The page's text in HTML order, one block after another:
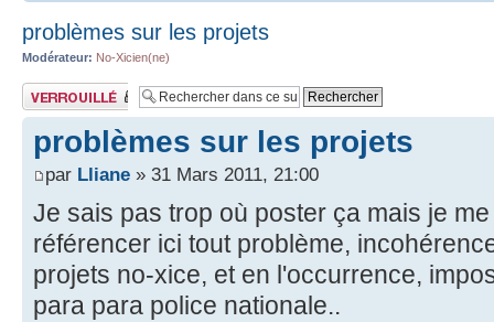
problèmes sur les projets
Modérateur: No-Xicien(ne)
Sujet verrouillé
problèmes sur les projets
par Lliane » 31 Mars 2011, 21:00
Je sais pas trop où poster ça mais je
référencer ici tout problème,
projets no-xice, et en l'occurrence,
para para police nationale..